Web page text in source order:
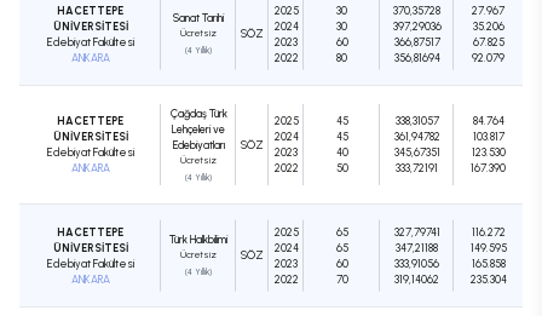
HACETTEPE
ÜNİVERSİTESİ
Edebiyat Fakültesi
ANKARA
Sanat Tarihi
Ücretsiz
(4 Yıllık)
SÖZ
2025
2024
2023
2022
30
30
60
80
370,35728
397,29036
366,87517
356,81694
27.967
35.206
67.825
92.079
HACETTEPE
ÜNİVERSİTESİ
Edebiyat Fakültesi
ANKARA
Çağdaş Türk
Lehçeleri ve
Edebiyatları
Ücretsiz
(4 Yıllık)
SÖZ
2025
2024
2023
2022
45
45
40
50
338,31057
361,94782
345,67351
333,72191
84.764
103.817
123.530
167.390
HACETTEPE
ÜNİVERSİTESİ
Edebiyat Fakültesi
ANKARA
Türk Halkbilimi
Ücretsiz
(4 Yıllık)
SÖZ
2025
2024
2023
2022
65
65
60
70
327,79741
347,21188
333,91056
319,14062
116.272
149.595
165.858
235.304